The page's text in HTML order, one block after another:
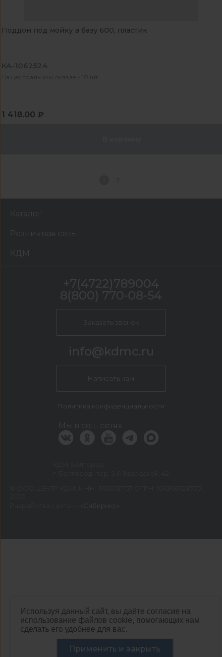
Поддон под мойку в базу 600, пластик
КА-1062524
На центральном складе - 10 шт
1 418.00 ₽
2
Используя данный сайт, вы даёте согласие на
использование файлов cookie, помогающих нам
сделать его удобнее для вас.
Применить и закрыть
Каталог
Розничная сеть
КДМ
+7(4722)789004
8(800) 770-08-54
Заказать звонок
info@kdmc.ru
Написать нам
Политика конфиденциальности
Мы в соц. сетях
«Сибирикс»